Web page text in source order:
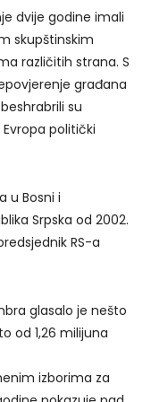
dvije godine imali
skupštinskim
različitih strana. S
građana
su
politički
u Bosni i
Srpska od 2002.
RS-a
glasalo je nešto
od 1,26 milijuna
izborima za